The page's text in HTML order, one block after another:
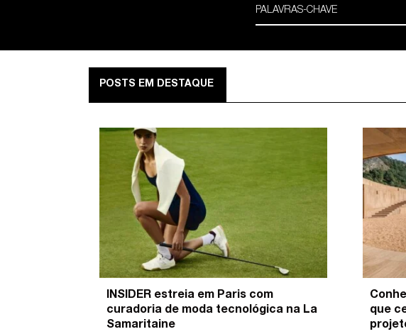
POSTS EM DESTAQUE
INSIDER estreia em Paris com
curadoria de moda tecnológica na La
Samaritaine
que